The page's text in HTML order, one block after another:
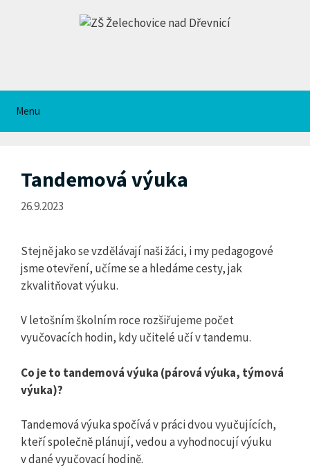
Menu
Tandemová výuka
26.9.2023
Stejně jako se vzdělávají naši žáci, i my pedagogové
jsme otevření, učíme se a hledáme cesty, jak
zkvalitňovat výuku.
V letošním školním roce rozšiřujeme počet
vyučovacích hodin, kdy učitelé učí v tandemu.
Co je to tandemová výuka (párová výuka, týmová
výuka)?
Tandemová výuka spočívá v práci dvou vyučujících,
kteří společně plánují, vedou a vyhodnocují výuku
v dané vyučovací hodině.